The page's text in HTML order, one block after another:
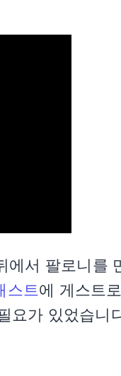
서 팔로니를
스트에 게스트
요가 있었습니